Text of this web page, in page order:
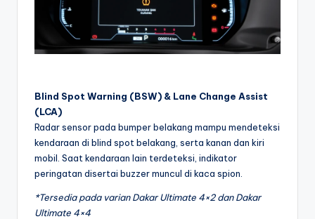
Blind Spot Warning (BSW) & Lane Change Assist
(LCA)
Radar sensor pada bumper belakang mampu mendeteksi
kendaraan di blind spot belakang, serta kanan dan kiri
mobil. Saat kendaraan lain terdeteksi, indikator
peringatan disertai buzzer muncul di kaca spion.
*Tersedia pada varian Dakar Ultimate 4×2 dan Dakar
Ultimate 4×4